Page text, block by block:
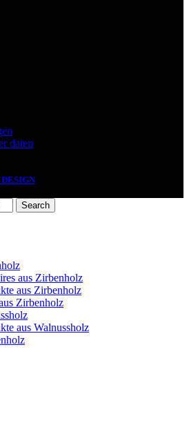
daten
Search
aus Zirbenholz
aus Zirbenholz
Zirbenholz
aus Walnussholz